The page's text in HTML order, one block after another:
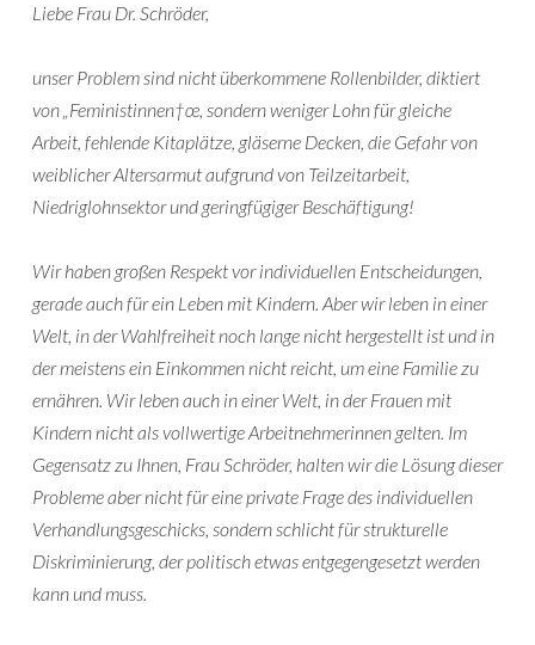
Liebe Frau Dr. Schröder,
unser Problem sind nicht überkommene Rollenbilder, diktiert
von „Feministinnen†œ, sondern weniger Lohn für gleiche
Arbeit, fehlende Kitaplätze, gläserne Decken, die Gefahr von
weiblicher Altersarmut aufgrund von Teilzeitarbeit,
Niedriglohnsektor und geringfügiger Beschäftigung!
Wir haben großen Respekt vor individuellen Entscheidungen,
gerade auch für ein Leben mit Kindern. Aber wir leben in einer
Welt, in der Wahlfreiheit noch lange nicht hergestellt ist und in
der meistens ein Einkommen nicht reicht, um eine Familie zu
ernähren. Wir leben auch in einer Welt, in der Frauen mit
Kindern nicht als vollwertige Arbeitnehmerinnen gelten. Im
Gegensatz zu Ihnen, Frau Schröder, halten wir die Lösung dieser
Probleme aber nicht für eine private Frage des individuellen
Verhandlungsgeschicks, sondern schlicht für strukturelle
Diskriminierung, der politisch etwas entgegengesetzt werden
kann und muss.